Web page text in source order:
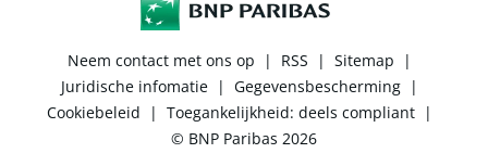
Neem contact met ons op | RSS | Sitemap
|
Juridische infomatie | Gegevensbescherming |
Cookiebeleid
| Toegankelijkheid: deels compliant |
© BNP Paribas 2026